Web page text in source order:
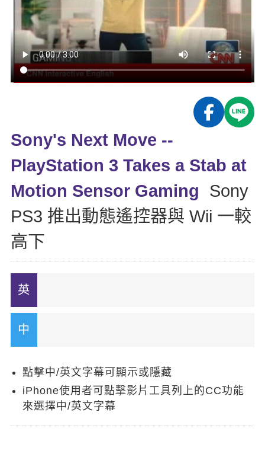
英文檢定
TOEIC 多益課程
IELTS 雅思課程
能力養成
自然發音
開口溜英文
旅遊英文
基礎字彙
情境閱讀
英文文法技巧
英文寫作
特色課程
英語俱樂部
ECAM
Let's Talk
日語
韓語
西班牙語
外語即時通
兒童美語
更多
一對一家教
企業訓練
點讀筆教材
數位學習教材
英文部落格
多益秒學堂
影音學英文
師資團隊
學習分享
學員故事
活動花絮
校園贊助
Recruiting
Sony's Next Move --
PlayStation 3 Takes a Stab at
Motion Sensor Gaming
Sony
PS3 推出動態遙控器與 Wii 一較
高下
點擊中/英文字幕可顯示或隱藏
iPhone使用者可點擊影片工具列上的CC功能
來選擇中/英文字幕